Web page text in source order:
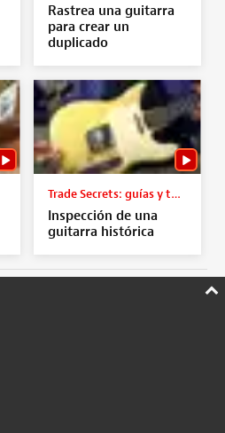
Rastrea una guitarra
para crear un
duplicado
Trade Secrets: guías y tutoriales
Inspección de una
guitarra histórica